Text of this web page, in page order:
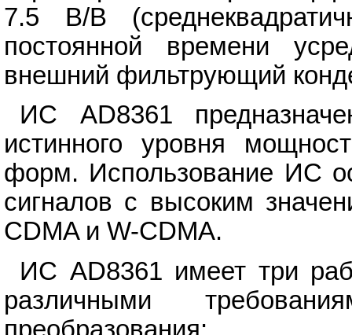
7.5 В/В
постоянной времени
внешний фильтрующий
ИС AD8361
истинного уровня
форм. Использование ИС
сигналов с высоким
CDMA и W-CDMA.
ИС AD8361 имеет три
различными
преобразования: